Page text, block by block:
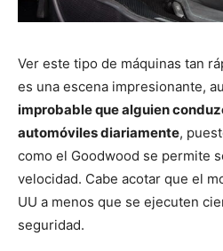
Ver este tipo de máquinas tan
es una escena impresionante,
improbable que alguien
automóviles diariamente,
como el Goodwood se permite
velocidad. Cabe acotar que el
UU a menos que se ejecuten
seguridad.